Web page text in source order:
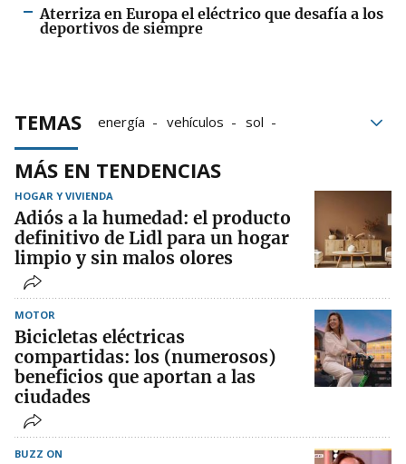
Aterriza en Europa el eléctrico que desafía a los
deportivos de siempre
TEMAS energía vehículos
sol
MÁS EN TENDENCIAS
HOGAR Y VIVIENDA
Adiós a la humedad: el producto
definitivo de Lidl para un hogar
limpio y sin malos olores
MOTOR
Bicicletas eléctricas
compartidas: los (numerosos)
beneficios que aportan a las
ciudades
BUZZ ON